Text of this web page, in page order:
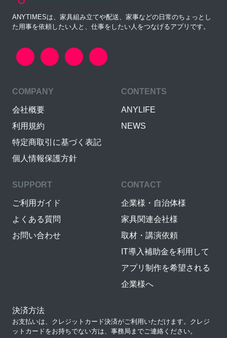
ANYTIMESは、家具組み立てや配送、家事などの日常のちょっとし
た用事を依頼したい人と、仕事をしたい人をつなげるアプリです。
COMPANY
会社概要
利用規約
特定商取引に基づく表記
個人情報保護方針
CONTENTS
ANYLIFE
NEWS
SUPPORT
ご利用ガイド
よくある質問
お問い合わせ
CONTACT
企業様・自治体様
家具関連会社様
取材・講演依頼
IT導入補助金を利用して
アプリ制作を希望される
企業様へ
決済方法
お支払いは、クレジットカード決済がご利用いただけます。クレジ
ットカードをお持ちでない方は、事務局までご連絡ください。